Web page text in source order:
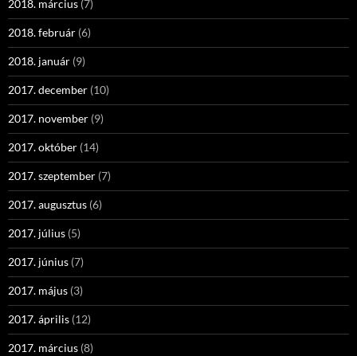
2018. március (7)
2018. február (6)
2018. január (9)
2017. december (10)
2017. november (9)
2017. október (14)
2017. szeptember (7)
2017. augusztus (6)
2017. július (5)
2017. június (7)
2017. május (3)
2017. április (12)
2017. március (8)